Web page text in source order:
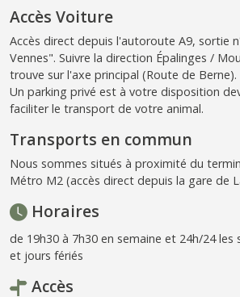
Accès Voiture
Accès direct depuis l'autoroute A9, sortie
Vennes". Suivre la direction Épalinges /
trouve sur l'axe principal (Route de Berne).
Un parking privé est à votre disposition
faciliter le transport de votre animal.
Transports en commun
Nous sommes situés à proximité du
Métro M2 (accès direct depuis la gare de
Horaires
de 19h30 à 7h30 en semaine et 24h/24 les
et jours fériés
Accès